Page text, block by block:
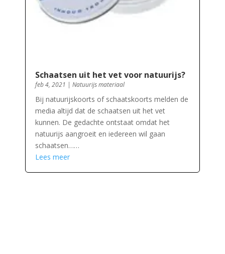
Schaatsen uit het vet voor natuurijs?
feb 4, 2021 | Natuurijs materiaal
Bij natuurijskoorts of schaatskoorts melden de
media altijd dat de schaatsen uit het vet
kunnen. De gedachte ontstaat omdat het
natuurijs aangroeit en iedereen wil gaan
schaatsen……
Lees meer